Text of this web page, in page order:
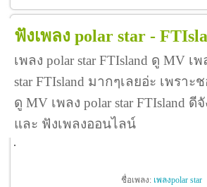
ฟังเพลง polar star -
เพลง polar star FTIsland ดู MV เ
star FTIsland มากๆเลยอ่ะ เพรา
ดู MV เพลง polar star FTIsland
และ ฟังเพลงออนไลน์
ชื่อเพลง: เพลงpolar star